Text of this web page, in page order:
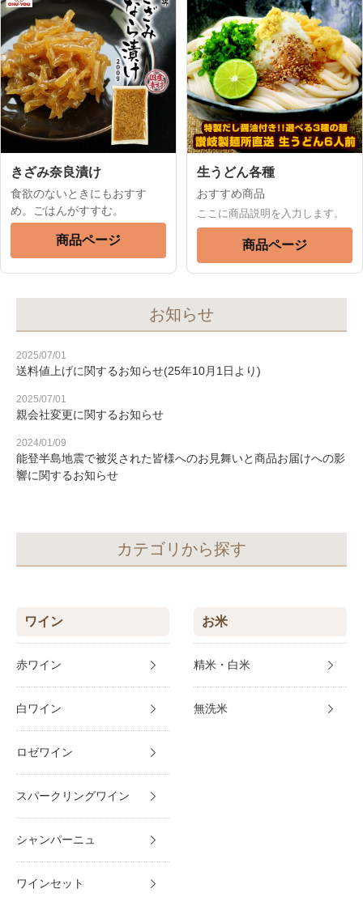
きざみ奈良漬け
食欲のないときにもおすす
め。ごはんがすすむ。
商品ページ
生うどん各種
おすすめ商品
ここに商品説明を入力します。
商品ページ
お知らせ
2025/07/01
送料値上げに関するお知らせ(25年10月1日より)
2025/07/01
親会社変更に関するお知らせ
2024/01/09
能登半島地震で被災された皆様へのお見舞いと商品お届けへの影
響に関するお知らせ
カテゴリから探す
ワイン
赤ワイン
白ワイン
ロゼワイン
スパークリングワイン
シャンパーニュ
ワインセット
お米
精米・白米
無洗米